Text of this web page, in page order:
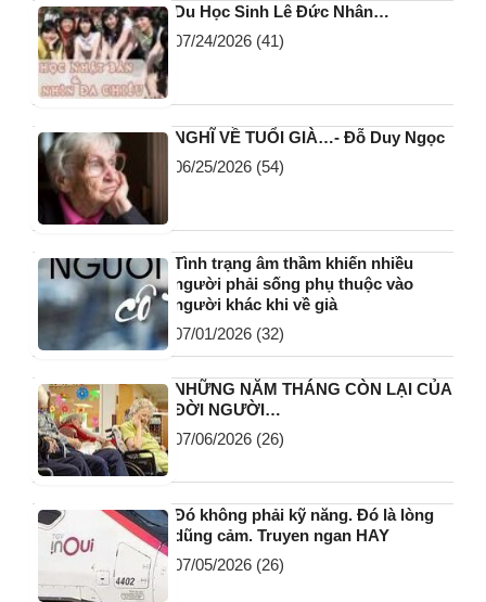
Du Học Sinh Lê Đức Nhân…
07/24/2026 (41)
NGHĨ VỀ TUỔI GIÀ…- Đỗ Duy Ngọc
06/25/2026 (54)
Tình trạng âm thầm khiến nhiều
người phải sống phụ thuộc vào
người khác khi về già
07/01/2026 (32)
NHỮNG NĂM THÁNG CÒN LẠI CỦA
ĐỜI NGƯỜI…
07/06/2026 (26)
Đó không phải kỹ năng. Đó là lòng
dũng cảm. Truyen ngan HAY
07/05/2026 (26)